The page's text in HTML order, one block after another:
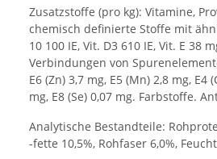
Zusatzstoffe (pro kg): Vitamine,
chemisch definierte Stoffe mit
10 100 IE, Vit. D3 610 IE, Vit. E 38
Verbindungen von
E6 (Zn) 3,7 mg, E5 (Mn) 2,8 mg, E4
mg, E8 (Se) 0,07 mg. Farbstoffe.
Analytische Bestandteile:
-fette 10,5%, Rohfaser 6,0%,